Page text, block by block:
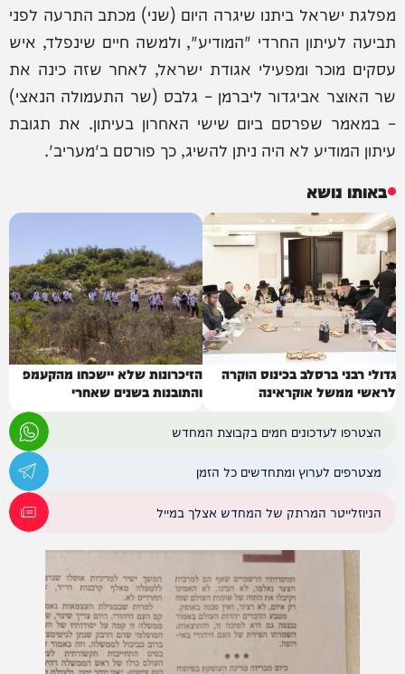
מפלגת ישראל ביתנו שיגרה היום (שני) מכתב התרעה לפני
תביעה לעיתון החרדי "המודיע", ולמשה חיים שינפלד, איש
עסקים מוכר ומפעילי אגודת ישראל, לאחר שזה כינה את
שר האוצר אביגדור ליברמן – גלבס (שר התעמולה הנאצי)
– במאמר שפרסם ביום שישי האחרון בעיתון. את תגובת
עיתון המודיע לא היה ניתן להשיג, כך פורסם ב'מעריב'.
באותו נושא
גדולי רבני ברסלב בכינוס הוקרה
לראשי ממשל אוקראינה
הזיכרונות שלא יישכחו מהקעמפ
והתובנות בשנים שאחרי
הצטרפו לעדכונים חמים בקבוצת המחדש
מצטרפים לערוץ ומתחדשים כל הזמן
הניוזלייטר המרתק של המחדש אצלך במייל